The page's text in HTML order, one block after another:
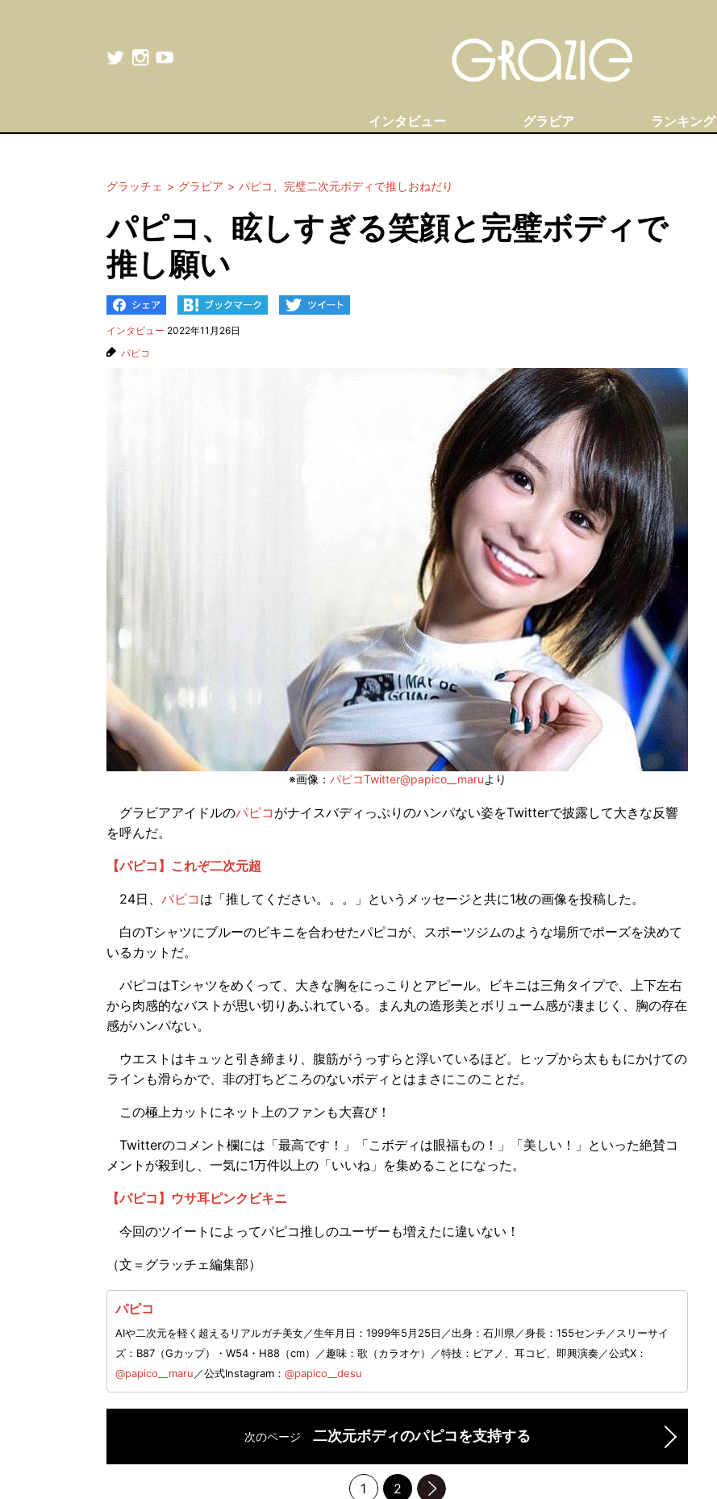
インタビュー グラビア ランキング
グラッチェ グラビア パピコ、完璧二次元ボディで推しおねだり
パピコ、眩しすぎる笑顔と完璧ボディで
推し願い
インタビュー 2022年11月26日
パピコ
※画像： パピコTwitter@papico__maruより
グラビアアイドルのパピコ がナイスバディっぷりのハンパない姿をTwitterで披露して大きな反響
を呼んだ。
【パピコ】これぞ二次元超
24日、 パピコ は「推してください。。。」というメッセージと共に1枚の画像を投稿した。
白のTシャツにブルーのビキニを合わせたパピコが、スポーツジムのような場所でポーズを決めて
いるカットだ。
パピコはTシャツをめくって、大きな胸をにっこりとアピール。ビキニは三角タイプで、上下左右
から肉感的なバストが思い切りあふれている。まん丸の造形美とボリューム感が凄まじく、胸の存在
感がハンパない。
ウエストはキュッと引き締まり、腹筋がうっすらと浮いているほど。ヒップから太ももにかけての
ラインも滑らかで、非の打ちどころのないボディとはまさにこのことだ。
この極上カットにネット上のファンも大喜び！
Twitterのコメント欄には「最高です！」「こボディは眼福もの！」「美しい！」といった絶賛コ
メントが殺到し、一気に1万件以上の「いいね」を集めることになった。
【パピコ】ウサ耳ピンクビキニ
今回のツイートによってパピコ推しのユーザーも増えたに違いない！
（文＝グラッチェ編集部）
パピコ
AIや二次元を軽く超えるリアルガチ美女／生年月日：1999年5月25日／出身：石川県／身長：155センチ／スリーサイ
ズ：B87（Gカップ）・W54・H88（cm）／趣味：歌（カラオケ）／特技：ピアノ、耳コピ、即興演奏／公式X：
@papico__maru／公式Instagram： @papico__desu
次のページ 二次元ボディのパピコを支持する
1 2